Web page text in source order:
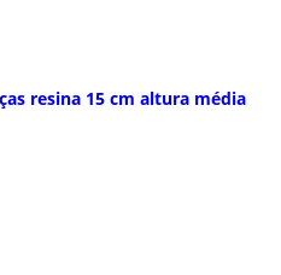
resina 15 cm altura média